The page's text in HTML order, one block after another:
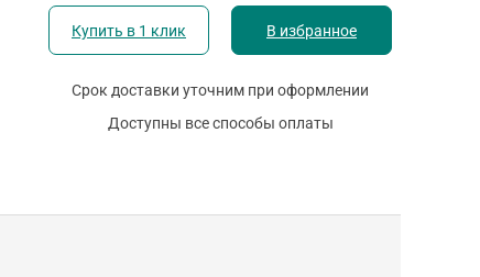
Купить в 1 клик В избранное
Срок доставки уточним при оформлении
Доступны все способы оплаты